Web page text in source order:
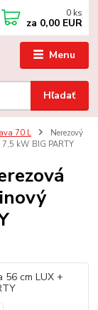
Menu
Hľadať
0 ks
za 0,00 EUR
70 L
Nerezový
kW BIG PARTY